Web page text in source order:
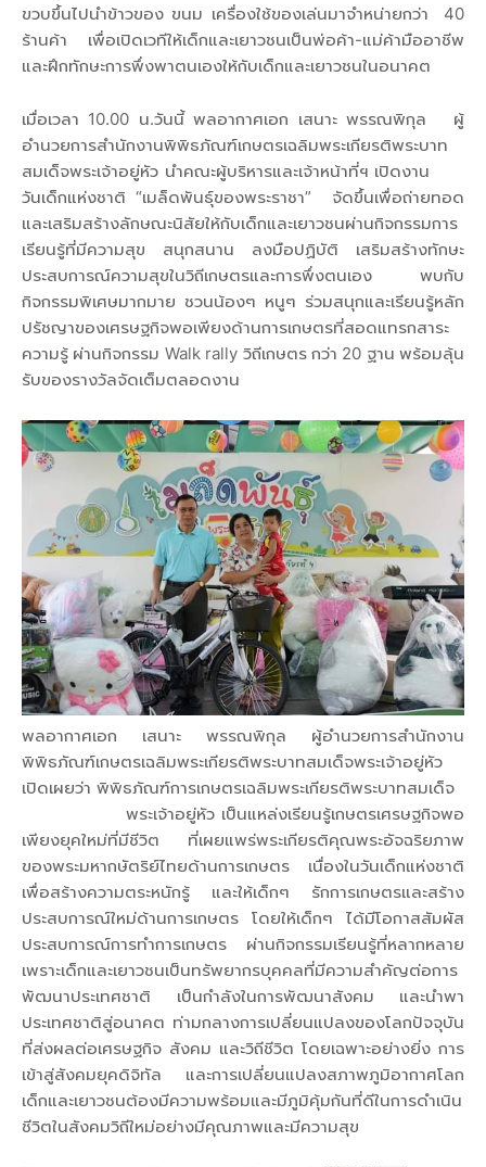
ขวบขึ้นไปนำข้าวของ ขนม เครื่องใช้ของเล่นมาจำหน่ายกว่า 40
ร้านค้า เพื่อเปิดเวทีให้เด็กและเยาวชนเป็นพ่อค้า-แม่ค้ามืออาชีพ
และฝึกทักษะการพึ่งพาตนเองให้กับเด็กและเยาวชนในอนาคต
เมื่อเวลา 10.00 น.วันนี้ พลอากาศเอก เสนาะ พรรณพิกุล ผู้
อำนวยการสำนักงานพิพิธภัณฑ์เกษตรเฉลิมพระเกียรติพระบาท
สมเด็จพระเจ้าอยู่หัว นำคณะผู้บริหารและเจ้าหน้าที่ฯ เปิดงาน
วันเด็กแห่งชาติ “เมล็ดพันธุ์ของพระราชา” จัดขึ้นเพื่อถ่ายทอด
และเสริมสร้างลักษณะนิสัยให้กับเด็กและเยาวชนผ่านกิจกรรมการ
เรียนรู้ที่มีความสุข สนุกสนาน ลงมือปฏิบัติ เสริมสร้างทักษะ
ประสบการณ์ความสุขในวิถีเกษตรและการพึ่งตนเอง พบกับ
กิจกรรมพิเศษมากมาย ชวนน้องๆ หนูๆ ร่วมสนุกและเรียนรู้หลัก
ปรัชญาของเศรษฐกิจพอเพียงด้านการเกษตรที่สอดแทรกสาระ
ความรู้ ผ่านกิจกรรม Walk rally วิถีเกษตร กว่า 20 ฐาน พร้อมลุ้น
รับของรางวัลจัดเต็มตลอดงาน
พลอากาศเอก เสนาะ พรรณพิกุล ผู้อำนวยการสำนักงาน
พิพิธภัณฑ์เกษตรเฉลิมพระเกียรติพระบาทสมเด็จพระเจ้าอยู่หัว
เปิดเผยว่า พิพิธภัณฑ์การเกษตรเฉลิมพระเกียรติพระบาทสมเด็จ
พระเจ้าอยู่หัว เป็นแหล่งเรียนรู้เกษตรเศรษฐกิจพอ
เพียงยุคใหม่ที่มีชีวิต ที่เผยแพร่พระเกียรติคุณพระอัจฉริยภาพ
ของพระมหากษัตริย์ไทยด้านการเกษตร เนื่องในวันเด็กแห่งชาติ
เพื่อสร้างความตระหนักรู้ และให้เด็กๆ รักการเกษตรและสร้าง
ประสบการณ์ใหม่ด้านการเกษตร โดยให้เด็กๆ ได้มีโอกาสสัมผัส
ประสบการณ์การทำการเกษตร ผ่านกิจกรรมเรียนรู้ที่หลากหลาย
เพราะเด็กและเยาวชนเป็นทรัพยากรบุคคลที่มีความสำคัญต่อการ
พัฒนาประเทศชาติ เป็นกำลังในการพัฒนาสังคม และนำพา
ประเทศชาติสู่อนาคต ท่ามกลางการเปลี่ยนแปลงของโลกปัจจุบัน
ที่ส่งผลต่อเศรษฐกิจ สังคม และวิถีชีวิต โดยเฉพาะอย่างยิ่ง การ
เข้าสู่สังคมยุคดิจิทัล และการเปลี่ยนแปลงสภาพภูมิอากาศโลก
เด็กและเยาวชนต้องมีความพร้อมและมีภูมิคุ้มกันที่ดีในการดำเนิน
ชีวิตในสังคมวิถีใหม่อย่างมีคุณภาพและมีความสุข